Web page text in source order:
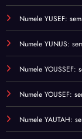
Numele YUSEF:
Numele YUNUS:
Numele YOUSSEF:
Numele YOUSEF:
Numele YAUTAH: